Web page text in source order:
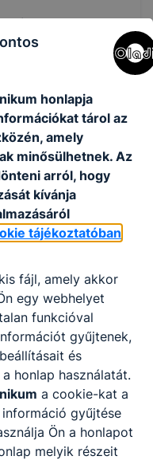
Assistenten
Fächer
wichtiger
Kultur, Tag der
honlapja
tárol az
amely
minősülhetnek. Az
arról, hogy
kívánja
tájékoztatóban
fájl, amely akkor
egy webhelyet
funkcióval
gyűjtenek,
és
honlap használatát.
a cookie-kat a
gyűjtése
Ön a honlapot
melyik részeit